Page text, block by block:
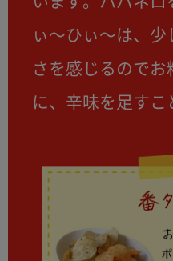
ぃ～ひぃ～は、
さを感じるのでお
に、辛味を足すこ